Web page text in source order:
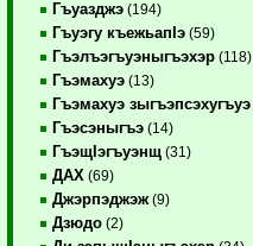
Гъуазджэ (194)
Гъуэгу къежьапIэ (59)
Гъэлъэгъуэныгъэхэр (118)
Гъэмахуэ (13)
Гъэмахуэ зыгъэпсэхугъуэ
Гъэсэныгъэ (14)
ГъэщIэгъуэнщ (31)
ДАХ (69)
Джэрпэджэж (9)
Дзюдо (2)